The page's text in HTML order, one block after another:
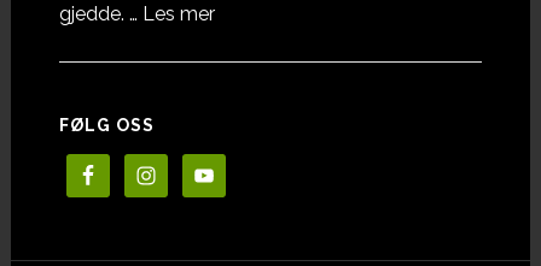
gjedde. … Les meromOm
FØLG OSS